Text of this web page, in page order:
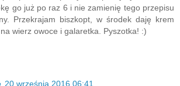
go już po raz 6 i nie zamienię tego przepisu
Przekrajam biszkopt, w środek daję krem
wierz owoce i galaretka. Pyszotka! :)
20 września 2016 06:41